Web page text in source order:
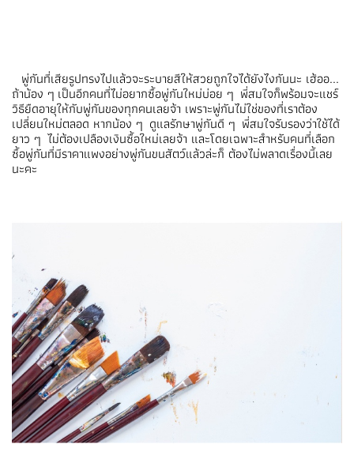
พู่กันที่เสียรูปทรงไปแล้วจะระบายสีให้สวยถูกใจได้ยังไงกันนะ เฮ้ออ...
ถ้าน้อง ๆ เป็นอีกคนที่ไม่อยากซื้อพู่กันใหม่บ่อย ๆ พี่สมใจก็พร้อมจะแชร์
วิธียืดอายุให้กับพู่กันของทุกคนเลยจ้า เพราะพู่กันไม่ใช่ของที่เราต้อง
เปลี่ยนใหม่ตลอด หากน้อง ๆ ดูแลรักษาพู่กันดี ๆ พี่สมใจรับรองว่าใช้ได้
ยาว ๆ ไม่ต้องเปลืองเงินซื้อใหม่เลยจ้า และโดยเฉพาะสำหรับคนที่เลือก
ซื้อพู่กันที่มีราคาแพงอย่างพู่กันขนสัตว์แล้วล่ะก็ ต้องไม่พลาดเรื่องนี้เลย
นะคะ